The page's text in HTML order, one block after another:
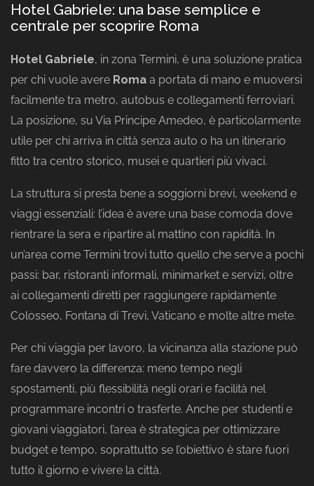
Hotel Gabriele: una base semplice e
centrale per scoprire Roma
Hotel Gabriele, in zona Termini, è una soluzione pratica
per chi vuole avere Roma a portata di mano e muoversi
facilmente tra metro, autobus e collegamenti ferroviari.
La posizione, su Via Principe Amedeo, è particolarmente
utile per chi arriva in città senza auto o ha un itinerario
fitto tra centro storico, musei e quartieri più vivaci.
La struttura si presta bene a soggiorni brevi, weekend e
viaggi essenziali: l’idea è avere una base comoda dove
rientrare la sera e ripartire al mattino con rapidità. In
un’area come Termini trovi tutto quello che serve a pochi
passi: bar, ristoranti informali, minimarket e servizi, oltre
ai collegamenti diretti per raggiungere rapidamente
Colosseo, Fontana di Trevi, Vaticano e molte altre mete.
Per chi viaggia per lavoro, la vicinanza alla stazione può
fare davvero la differenza: meno tempo negli
spostamenti, più flessibilità negli orari e facilità nel
programmare incontri o trasferte. Anche per studenti e
giovani viaggiatori, l’area è strategica per ottimizzare
budget e tempo, soprattutto se l’obiettivo è stare fuori
tutto il giorno e vivere la città.